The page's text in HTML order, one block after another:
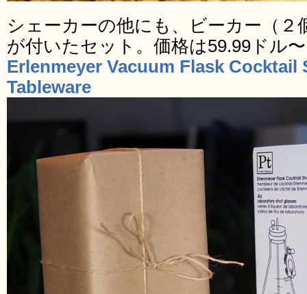
シェーカーの他にも、ビーカー（２
が付いたセット。価格は59.99ドル
Erlenmeyer Vacuum Flask Cocktail
Tableware